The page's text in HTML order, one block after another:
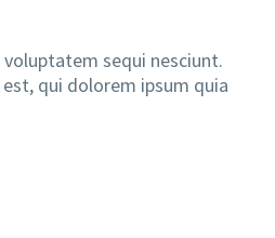
sequi nesciunt.
qui dolorem ipsum quia